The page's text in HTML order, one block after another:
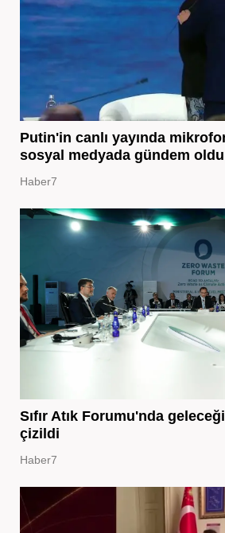
Putin'in canlı yayında
sosyal medyada gündem oldu
Haber7
Sıfır Atık Forumu'nda
çizildi
Haber7